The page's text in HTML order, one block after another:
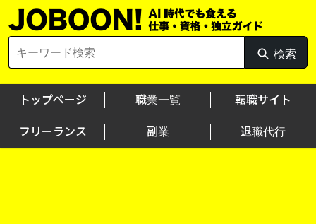
Skip
to
for:
検索
検
索
トップページ 職業一覧 転職サイト
フリーランス 副業 退職代行